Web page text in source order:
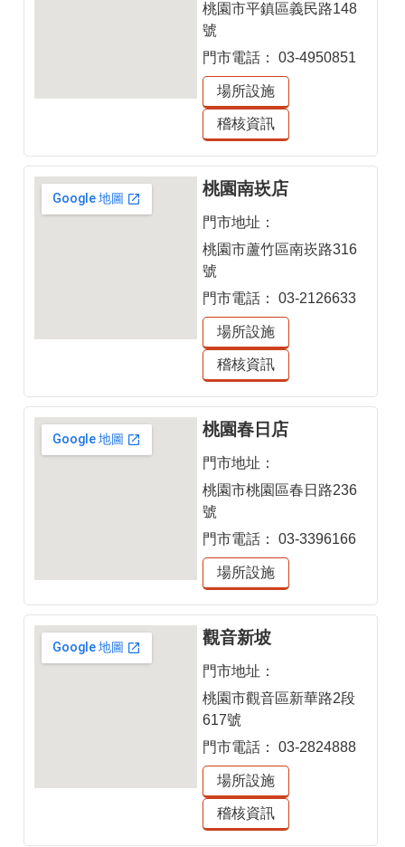
桃園市平鎮區義民路148
號
門市電話：
03-4950851
場所設施
稽核資訊
桃園南崁店
門市地址：
桃園市蘆竹區南崁路316
號
門市電話：
03-2126633
場所設施
稽核資訊
桃園春日店
門市地址：
桃園市桃園區春日路236
號
門市電話：
03-3396166
場所設施
觀音新坡
門市地址：
桃園市觀音區新華路2段
617號
門市電話：
03-2824888
場所設施
稽核資訊